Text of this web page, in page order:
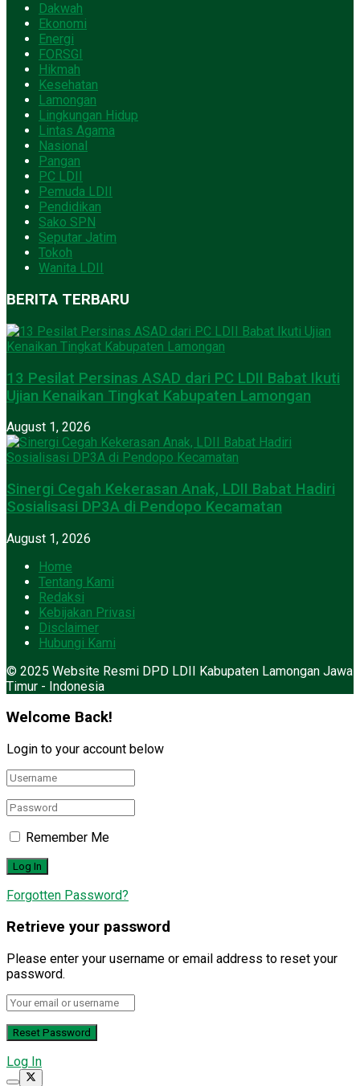
Dakwah
Ekonomi
Energi
FORSGI
Hikmah
Kesehatan
Lamongan
Lingkungan Hidup
Lintas Agama
Nasional
Pangan
PC LDII
Pemuda LDII
Pendidikan
Sako SPN
Seputar Jatim
Tokoh
Wanita LDII
BERITA TERBARU
13 Pesilat Persinas ASAD dari PC LDII Babat Ikuti
Ujian Kenaikan Tingkat Kabupaten Lamongan
August 1, 2026
Sinergi Cegah Kekerasan Anak, LDII Babat Hadiri
Sosialisasi DP3A di Pendopo Kecamatan
August 1, 2026
Home
Tentang Kami
Redaksi
Kebijakan Privasi
Disclaimer
Hubungi Kami
© 2025 Website Resmi DPD LDII Kabupaten Lamongan Jawa
Timur - Indonesia
Welcome Back!
Login to your account below
Remember Me
Forgotten Password?
Retrieve your password
Please enter your username or email address to reset your
password.
Log In